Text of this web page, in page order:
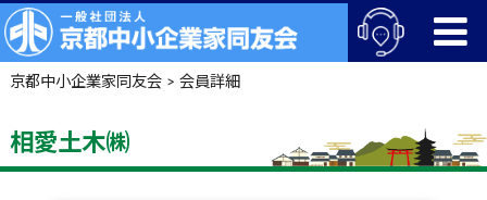
京都中小企業家同友会> 会員詳細
相愛土木㈱